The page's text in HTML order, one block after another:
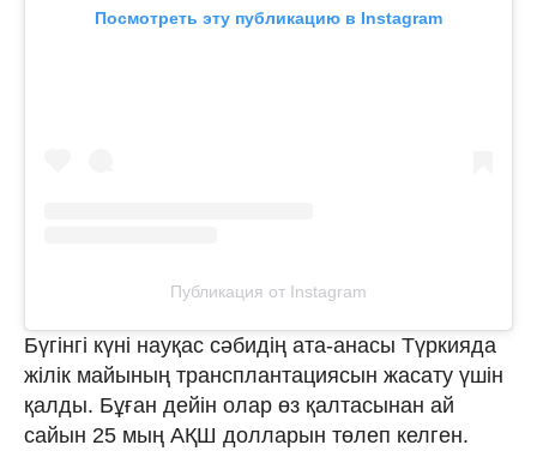
Посмотреть эту публикацию в Instagram
Публикация от Instagram
Бүгінгі күні науқас сәбидің ата-анасы Түркияда
жілік майының трансплантациясын жасату үшін
қалды. Бұған дейін олар өз қалтасынан ай
сайын 25 мың АҚШ долларын төлеп келген.